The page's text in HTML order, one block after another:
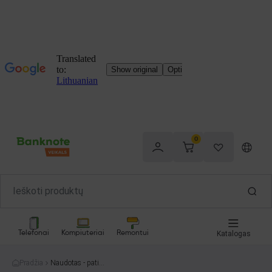
0
Telefonai Kompiuteriai Remontui Katalogas
Pradžia
Naudotas - patikr